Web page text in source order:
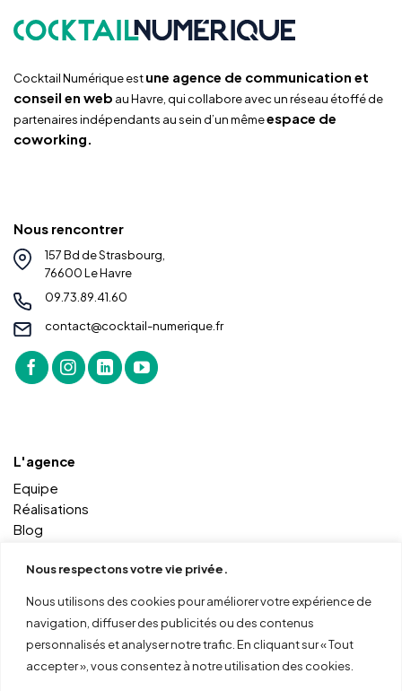
Nous respectons votre vie privée.
Nous utilisons des cookies pour améliorer votre expérience de
navigation, diffuser des publicités ou des contenus
personnalisés et analyser notre trafic. En cliquant sur « Tout
accepter », vous consentez à notre utilisation des cookies.
Cocktail Numérique estune agence de communication et
conseil en web au Havre, qui collabore avec un réseau étoffé de
partenaires indépendants au sein d’un mêmeespace de
coworking.
Nous rencontrer
157 Bd de Strasbourg,
76600 Le Havre
09.73.89.41.60
contact@cocktail-numerique.fr
L'agence
Equipe
Réalisations
Blog
Coworking
Formations